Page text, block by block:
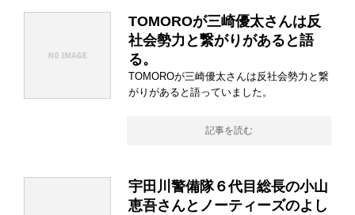
TOMOROが三崎優太さんは反
社会勢力と繋がりがあると語
る。
TOMOROが三崎優太さんは反社会勢力と繋
がりがあると語っていました。
記事を読む
宇田川警備隊６代目総長の小山
恵吾さんとノーティーズのよし